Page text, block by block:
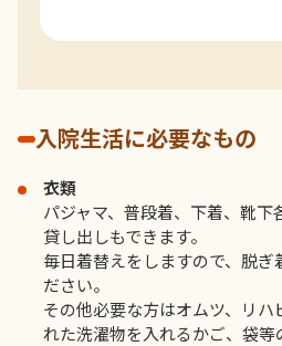
入院生活に必要なもの
衣類
パジャマ、普段着、下着、靴
貸し出しもできます。
毎日着替えをしますので、脱ぎ
ださい。
その他必要な方はオムツ、リ
れた洗濯物を入れるかご、袋等